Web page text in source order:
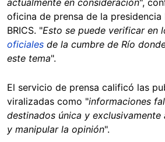
oficina de prensa de la presidencia
BRICS. "Esto se puede verificar en
oficiales de la cumbre de Río
este tema".
El servicio de prensa calificó las
viralizadas como "informaciones
destinados única y exclusivamente
y manipular la opinión".